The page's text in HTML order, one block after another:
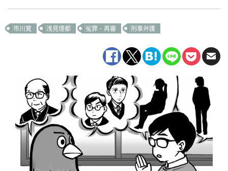
市川寛 浅見理都 冤罪・再審 刑事弁護